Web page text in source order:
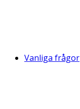
Vanliga frågor